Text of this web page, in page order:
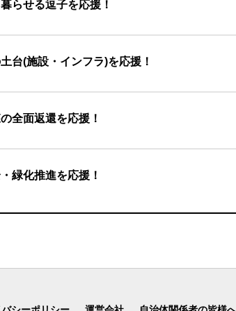
らせる逗子を応援！
台(施設・インフラ)を応援！
全面返還を応援！
緑化推進を応援！